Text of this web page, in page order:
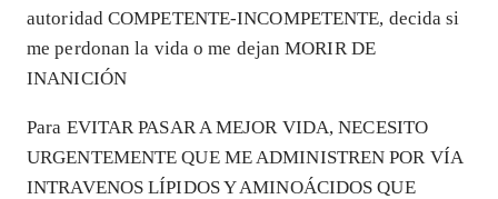
autoridad COMPETENTE-INCOMPETENTE, decida si
me perdonan la vida o me dejan MORIR DE
INANICIÓN
Para EVITAR PASAR A MEJOR VIDA, NECESITO
URGENTEMENTE QUE ME ADMINISTREN POR VÍA
INTRAVENOS LÍPIDOS Y AMINOÁCIDOS QUE